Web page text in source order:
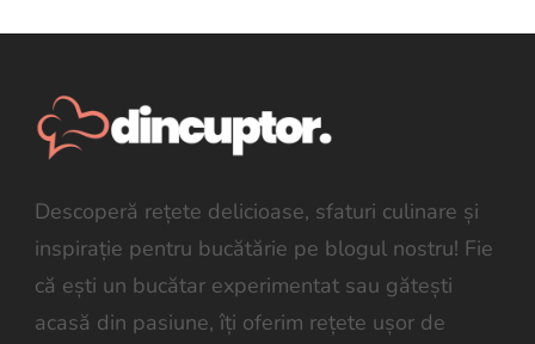
Descoperă rețete delicioase, sfaturi culinare și
inspirație pentru bucătărie pe blogul nostru! Fie
că ești un bucătar experimentat sau gătești
acasă din pasiune, îți oferim rețete ușor de